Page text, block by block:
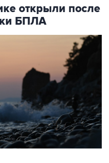
открыли после
БПЛА